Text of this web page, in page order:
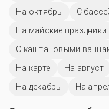
На октябрь
C
На майские праздники
С каштановыми
На карте
На август
На декабрь
На